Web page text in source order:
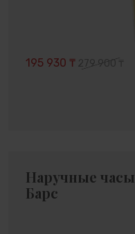
195 930 ₸ 279 900 ₸
Наручные часы
Барс